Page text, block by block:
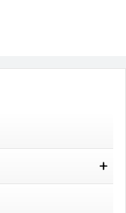
Hòa Bình